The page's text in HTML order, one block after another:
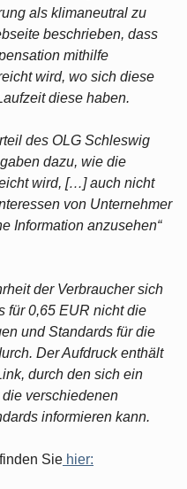
als klimaneutral zu
beschrieben, dass
mithilfe
wird, wo sich diese
diese haben.
des OLG Schleswig
dazu, wie die
wird, […] auch nicht
von Unternehmer
Information anzusehen“
der Verbraucher sich
für 0,65 EUR nicht die
und Standards für die
Der Aufdruck enthält
durch den sich ein
verschiedenen
informieren kann.
Sie hier: